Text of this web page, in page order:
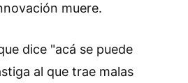
muere.
dice "acá se puede
al que trae malas